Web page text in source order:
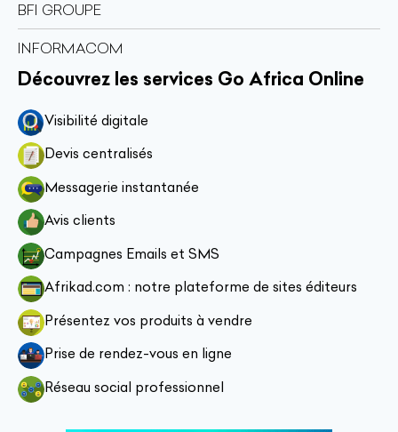
BFI GROUPE
INFORMACOM
Découvrez les services Go Africa Online
Visibilité digitale
Devis centralisés
Messagerie instantanée
Avis clients
Campagnes Emails et SMS
Afrikad.com : notre plateforme de sites éditeurs
Présentez vos produits à vendre
Prise de rendez-vous en ligne
Réseau social professionnel